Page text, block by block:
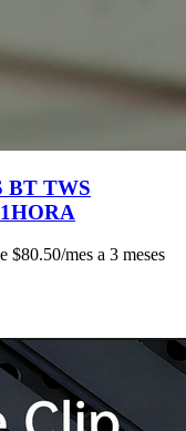
BT TWS
$80.50/mes a 3 meses